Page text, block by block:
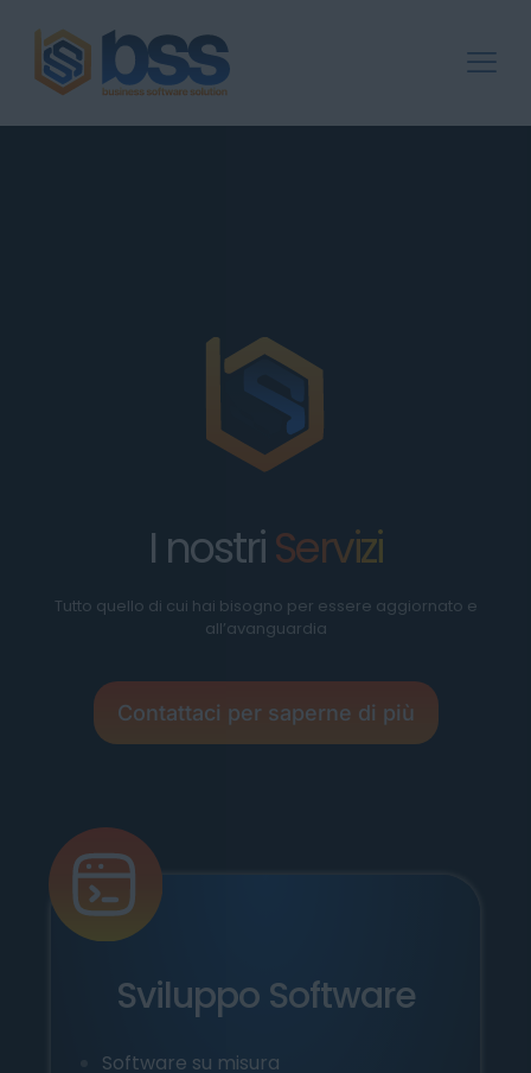
I nostriServizi
Tutto quello di cui hai bisogno per essere aggiornato e
all’avanguardia
Contattaci per saperne di più
Sviluppo Software
Software su misura